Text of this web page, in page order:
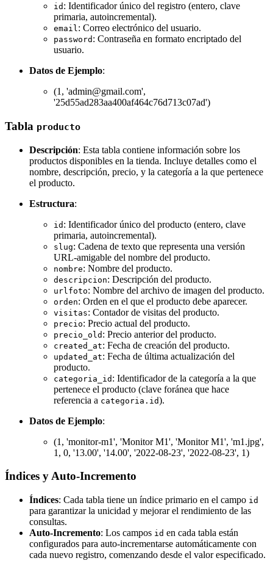
id : Identificador único del registro (entero, clave
primaria, autoincremental).
email: Correo electrónico del usuario.
password : Contraseña en formato encriptado del
usuario.
Datos de Ejemplo:
(1, 'admin@gmail.com',
'25d55ad283aa400af464c76d713c07ad')
Tabla producto
Descripción: Esta tabla contiene información sobre los
productos disponibles en la tienda. Incluye detalles como el
nombre, descripción, precio, y la categoría a la que pertenece
el producto.
Estructura:
id : Identificador único del producto (entero, clave
primaria, autoincremental).
slug: Cadena de texto que representa una versión
URL-amigable del nombre del producto.
nombre: Nombre del producto.
descripcion: Descripción del producto.
urlfoto: Nombre del archivo de imagen del producto.
orden: Orden en el que el producto debe aparecer.
visitas: Contador de visitas del producto.
precio: Precio actual del producto.
precio_old : Precio anterior del producto.
created_at: Fecha de creación del producto.
updated_at: Fecha de última actualización del
producto.
categoria_id : Identificador de la categoría a la que
pertenece el producto (clave foránea que hace
referencia a categoria.id).
Datos de Ejemplo:
(1, 'monitor-m1', 'Monitor M1', 'Monitor M1', 'm1.jpg',
1, 0, '13.00', '14.00', '2022-08-23', '2022-08-23', 1)
Índices y Auto-Incremento
Índices: Cada tabla tiene un índice primario en el campo id
para garantizar la unicidad y mejorar el rendimiento de las
consultas.
Auto-Incremento: Los campos id en cada tabla están
configurados para auto-incrementarse automáticamente con
cada nuevo registro, comenzando desde el valor especificado.